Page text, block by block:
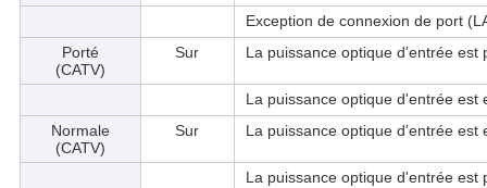
Exception de connexion de port
Porté
(CATV)
Sur La puissance optique d'entrée
La puissance optique d'entrée est
Normale
(CATV)
Sur La puissance optique d'entrée est
La puissance optique d'entrée